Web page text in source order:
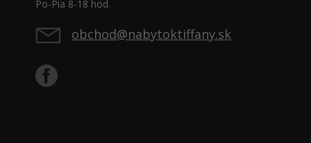
Po-Pia 8-18 hod.
obchod@nabytoktiffany.sk